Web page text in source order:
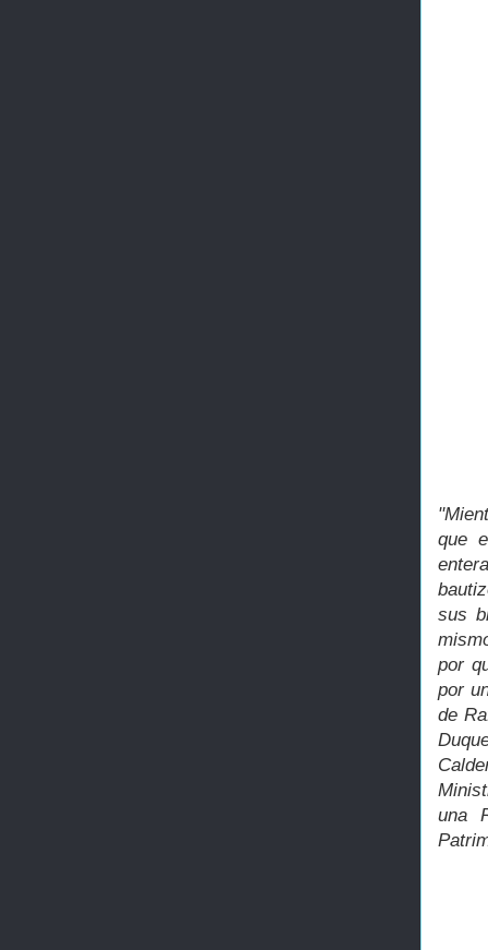
que
sus
por
por
de
una